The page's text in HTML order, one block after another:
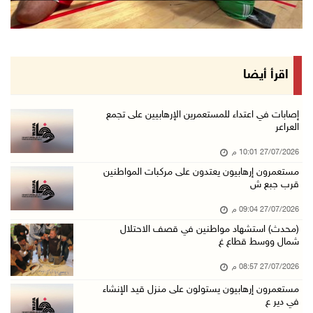
اقرأ أيضا
إصابات في اعتداء للمستعمرين الإرهابيين على تجمع
العراعر
27/07/2026 10:01 م
مستعمرون إرهابيون يعتدون على مركبات المواطنين
قرب جبع ش
27/07/2026 09:04 م
(محدث) استشهاد مواطنين في قصف الاحتلال
شمال ووسط قطاع غ
27/07/2026 08:57 م
مستعمرون إرهابيون يستولون على منزل قيد الإنشاء
في دير ع